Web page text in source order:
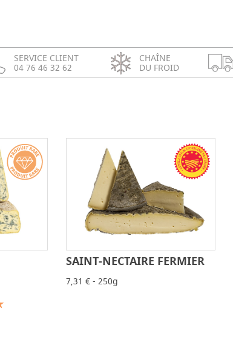
SERVICE CLIENT
04 76 46 32 62
CHAÎNE
DU FROID
- +
SAINT-NECTAIRE FERMIER
7,31 € - 250g